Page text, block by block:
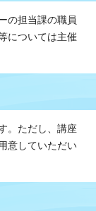
の担当課の職員
については主催
。ただし、講座
意していただい